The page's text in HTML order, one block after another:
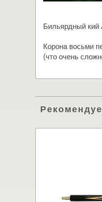
Бильярдный кий
Корона восьми
(что очень